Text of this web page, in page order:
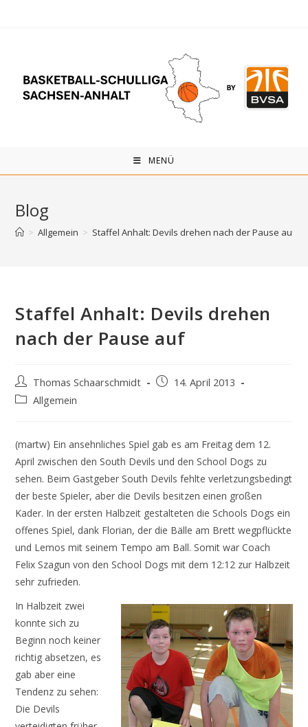
MENÜ
Blog
> Allgemein > Staffel Anhalt: Devils drehen nach der Pause auf
Staffel Anhalt: Devils drehen
nach der Pause auf
Beitrags-
Autor:
Thomas Schaarschmidt
Beitrag14. April 2013
Beitrags-
Allgemein
(martw) Ein ansehnliches Spiel gab es am Freitag dem 12.
April zwischen den South Devils und den School Dogs zu
sehen. Beim Gastgeber South Devils fehlte verletzungsbedingt
der beste Spieler, aber die Devils besitzen einen großen
Kader. In der ersten Halbzeit gestalteten die Schools Dogs ein
offenes Spiel, dank Florian, der die Bälle am Brett wegpflückte
und Lemos mit seinem Tempo am Ball. Somit war Coach
Felix Szagun von den School Dogs mit dem 12:12 zur Halbzeit
sehr zufrieden.
In Halbzeit zwei
konnte sich zu
Beginn noch keiner
richtig absetzen, es
gab aber eine
Tendenz zu sehen:
Die Devils